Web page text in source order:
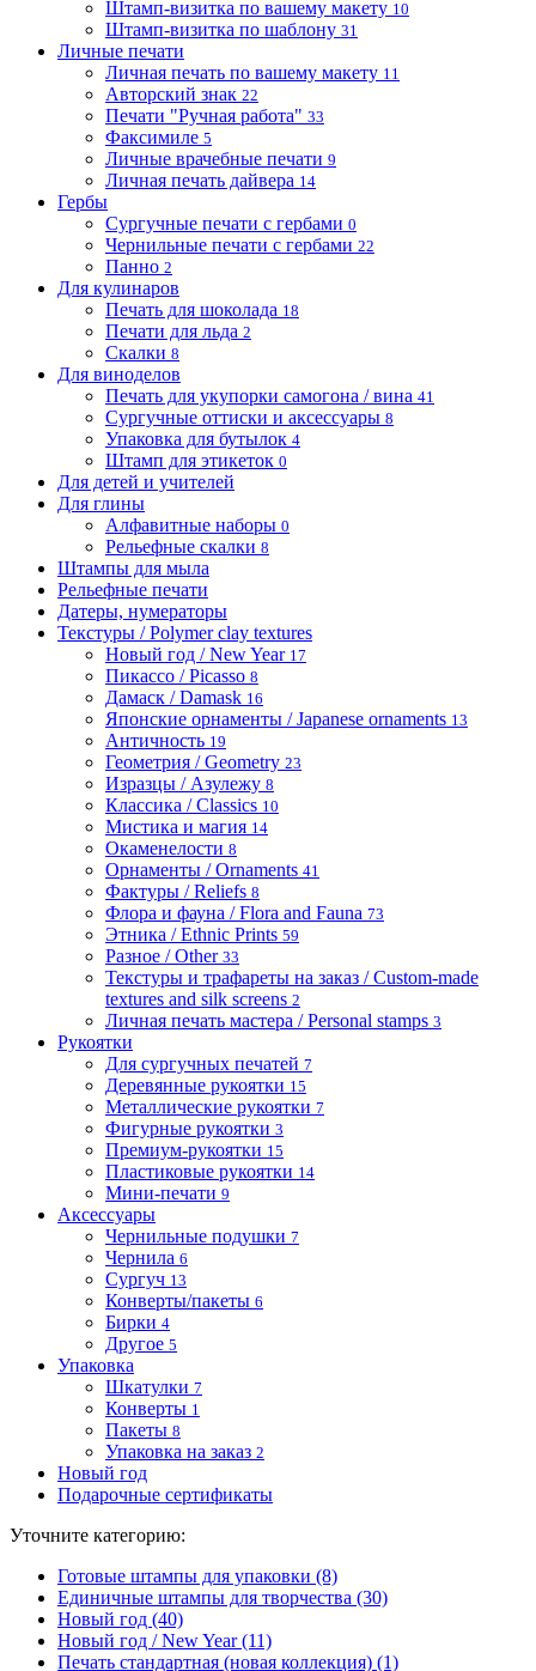
Штамп-визитка по вашему макету 10
Штамп-визитка по шаблону 31
Личные печати
Личная печать по вашему макету 11
Авторский знак 22
Печати "Ручная работа" 33
Факсимиле 5
Личные врачебные печати 9
Личная печать дайвера 14
Гербы
Сургучные печати с гербами 0
Чернильные печати с гербами 22
Панно 2
Для кулинаров
Печать для шоколада 18
Печати для льда 2
Скалки 8
Для виноделов
Печать для укупорки самогона / вина 41
Сургучные оттиски и аксессуары 8
Упаковка для бутылок 4
Штамп для этикеток 0
Для детей и учителей
Для глины
Алфавитные наборы 0
Рельефные скалки 8
Штампы для мыла
Рельефные печати
Датеры, нумераторы
Текстуры / Polymer clay textures
Новый год / New Year 17
Пикассо / Picasso 8
Дамаск / Damask 16
Японские орнаменты / Japanese ornaments 13
Античность 19
Геометрия / Geometry 23
Изразцы / Азулежу 8
Классика / Classics 10
Мистика и магия 14
Окаменелости 8
Орнаменты / Ornaments 41
Фактуры / Reliefs 8
Флора и фауна / Flora and Fauna 73
Этника / Ethnic Prints 59
Разное / Other 33
Текстуры и трафареты на заказ / Custom-made
textures and silk screens 2
Личная печать мастера / Personal stamps 3
Рукоятки
Для сургучных печатей 7
Деревянные рукоятки 15
Металлические рукоятки 7
Фигурные рукоятки 3
Премиум-рукоятки 15
Пластиковые рукоятки 14
Мини-печати 9
Аксессуары
Чернильные подушки 7
Чернила 6
Сургуч 13
Конверты/пакеты 6
Бирки 4
Другое 5
Упаковка
Шкатулки 7
Конверты 1
Пакеты 8
Упаковка на заказ 2
Новый год
Подарочные сертификаты
Уточните категорию:
Готовые штампы для упаковки (8)
Единичные штампы для творчества (30)
Новый год (40)
Новый год / New Year (11)
Печать стандартная (новая коллекция) (1)